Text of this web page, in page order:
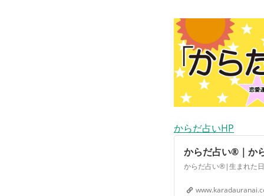
からだ占いHP
からだ占い®｜か